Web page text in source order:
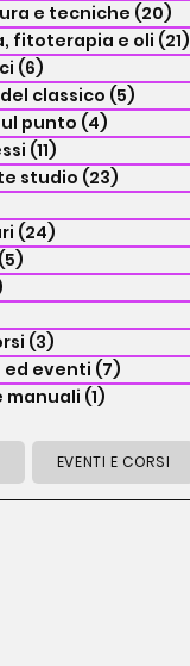
e tecniche (20)
fitoterapia e oli (21)
(6)
del classico (5)
punto (4)
(11)
studio (23)
(24)
(5)
(3)
ed eventi (7)
manuali (1)
EVENTI E CORSI